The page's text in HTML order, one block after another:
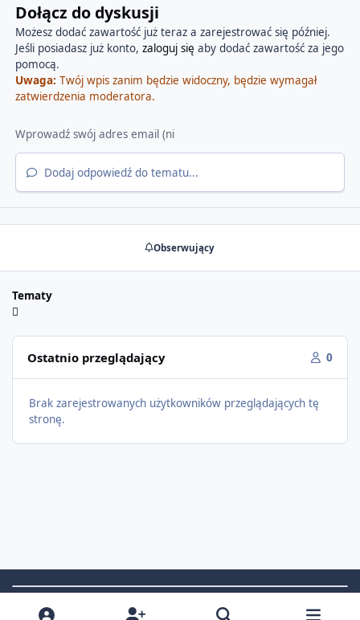
Dołącz do dyskusji
Możesz dodać zawartość już teraz a zarejestrować się później.
Jeśli posiadasz już konto, zaloguj się aby dodać zawartość za jego
pomocą.
Uwaga: Twój wpis zanim będzie widoczny, będzie wymagał
zatwierdzenia moderatora.
Dodaj odpowiedź do tematu...
Obserwujący
Tematy
Ostatnio przeglądający 0
Brak zarejestrowanych użytkowników przeglądających tę
stronę.
Light ModeDark ModeSystem Preference